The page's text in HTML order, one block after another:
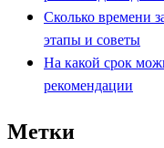
Сколько времени
этапы и советы
На какой срок
рекомендации
Метки